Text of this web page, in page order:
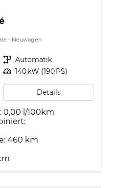
Neuwagen
Getriebe Automatik
Leistung 140 kW (190 PS)
Details
0,00 l/100km
460 km